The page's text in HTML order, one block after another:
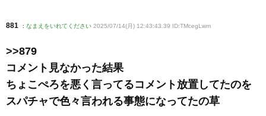
881 : なまえをいれてください 2025/07/14(月) 12:43:43.39 ID:TMcegLwm
>>879
コメント見なかった結果
ちょこぺろを悪く言ってるコメント放置してたのを
スパチャで色々言われる事態になってたの草